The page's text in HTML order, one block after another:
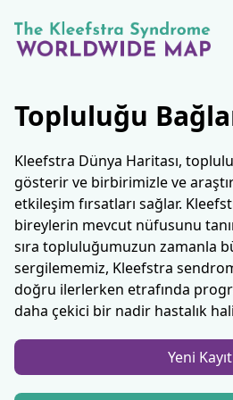
Topluluğu
Kleefstra Dünya Haritası,
gösterir ve birbirimizle ve
etkileşim fırsatları sağlar.
bireylerin mevcut nüfusunu
sıra topluluğumuzun zamanla
sergilememiz, Kleefstra
doğru ilerlerken etrafında
daha çekici bir nadir hastalık
Yeni Kayıt